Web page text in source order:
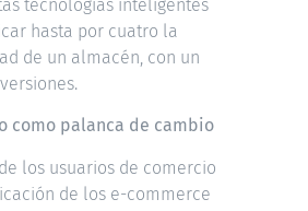
tecnologías inteligentes
hasta por cuatro la
de un almacén, con un
como palanca de cambio
los usuarios de comercio
de los e-commerce